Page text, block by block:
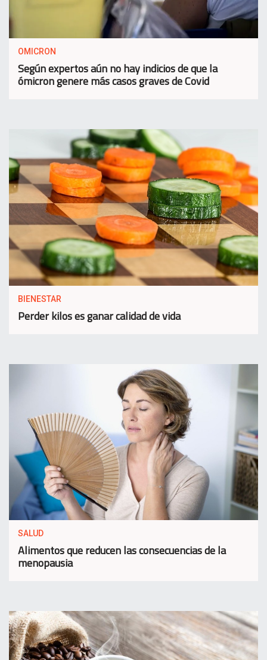
OMICRON
Según expertos aún no hay indicios de que la
ómicron genere más casos graves de Covid
BIENESTAR
Perder kilos es ganar calidad de vida
SALUD
Alimentos que reducen las consecuencias de la
menopausia